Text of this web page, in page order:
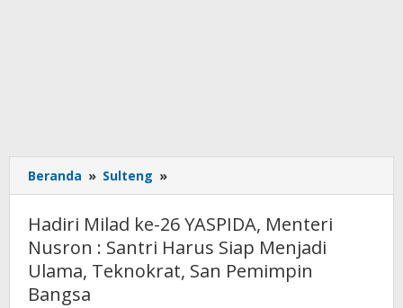
Beranda » Sulteng »
Milad
26
YASPIDA,
Menteri
Hadiri Milad ke-26 YASPIDA, Menteri
Nusron : Santri Harus Siap Menjadi
Ulama, Teknokrat, San Pemimpin
Bangsa